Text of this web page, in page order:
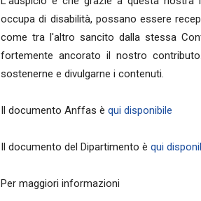
occupa di disabilità, possano essere
come tra l'altro sancito dalla stessa
fortemente ancorato il nostro
sostenerne e divulgarne i contenuti.
Il documento Anffas è qui disponibile
Il documento del Dipartimento è qui
Per maggiori informazioni